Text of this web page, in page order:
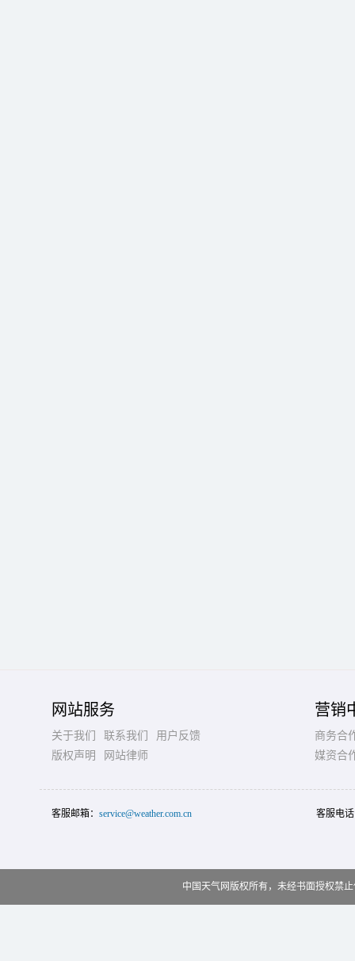
网站服务
关于我们 联系我们
用户反馈
版权声明
网站律师
营销
商务合
媒资合
客服邮箱： service@weather.com.cn 客服电
中国天气网版权所有，未经书面授权